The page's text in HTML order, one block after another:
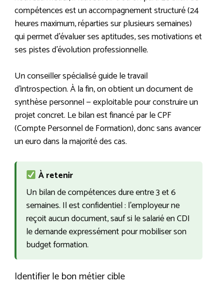
compétences est un accompagnement structuré (24
heures maximum, réparties sur plusieurs semaines)
qui permet d’évaluer ses aptitudes, ses motivations et
ses pistes d’évolution professionnelle.
Un conseiller spécialisé guide le travail
d’introspection. À la fin, on obtient un document de
synthèse personnel — exploitable pour construire un
projet concret. Le bilan est financé par le CPF
(Compte Personnel de Formation), donc sans avancer
un euro dans la majorité des cas.
À retenir
Un bilan de compétences dure entre 3 et 6
semaines. Il est confidentiel : l’employeur ne
reçoit aucun document, sauf si le salarié en CDI
le demande expressément pour mobiliser son
budget formation.
Identifier le bon métier cible